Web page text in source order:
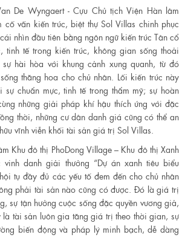
De Wyngaert - Cựu Chủ tịch Viện Hàn lâm
cố vấn kiến trúc, biệt thự Sol Villas chinh phục
nhìn đầu tiên bằng ngôn ngữ kiến trúc Tân cổ
tinh tế trong kiến trúc, không gian sống thoải
hài hòa với khung cảnh xung quanh, từ đó
thăng hoa cho chủ nhân. Lối kiến trúc này
sự chuẩn mực, tinh tế trong thẩm mỹ; sự hoàn
những giải pháp khí hậu thích ứng với đặc
thời, những cư dân danh giá cũng có thể an
vĩnh viễn khối tài sản giá trị Sol Villas.
Khu đô thị PhoDong Village – Khu đô thị Xanh
vinh danh giải thưởng “Dự án xanh tiêu biểu
tụ đầy đủ các yếu tố đem đến cho chủ nhân
phải tài sản nào cũng có được. Đó là giá trị
sự tận hưởng cuộc sống đặc quyền vương giả,
là tài sản luôn gia tăng giá trị theo thời gian, sự
biến động và pháp lý minh bạch, dễ dàng